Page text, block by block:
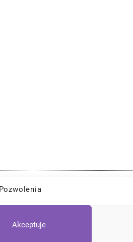
Pozwolenia
Akceptuje
z Gwarancją Dożywotnią!*